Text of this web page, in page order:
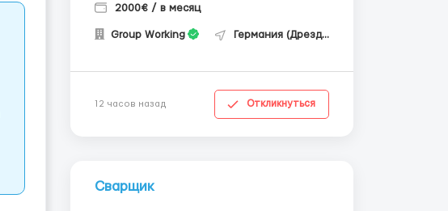
2000€ / в месяц
Group Working Германия (Дрезден)
12 часов назад Откликнуться
Сварщик